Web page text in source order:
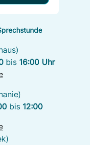
bis 16:00 Uhr
bis 12:00